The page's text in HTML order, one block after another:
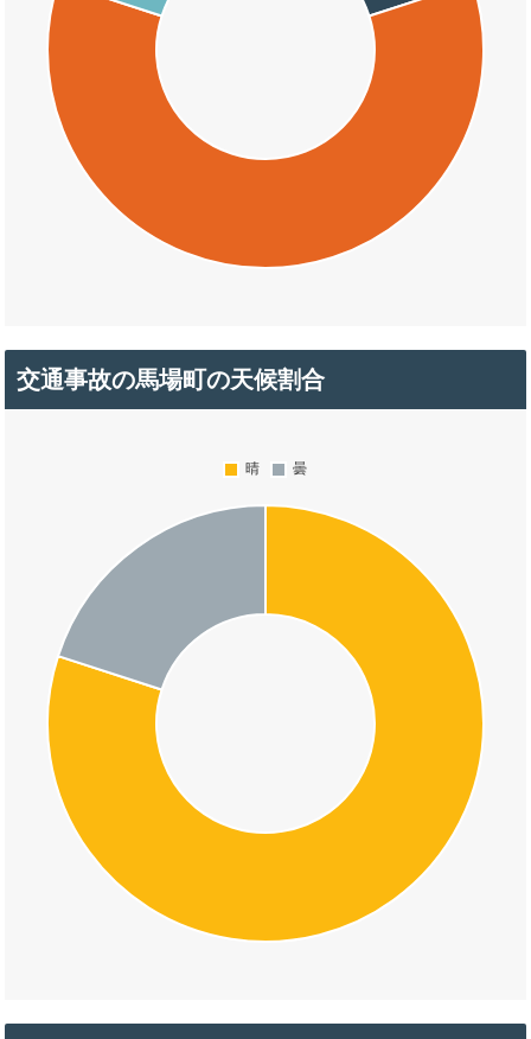
交通事故の馬場町の天候割合